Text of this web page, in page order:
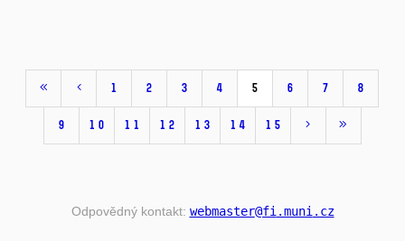
1 2 3 4 5 6 7 8
9 10 11 12 13 14 15
Odpovědný kontakt: webmaster@fi .muni .cz